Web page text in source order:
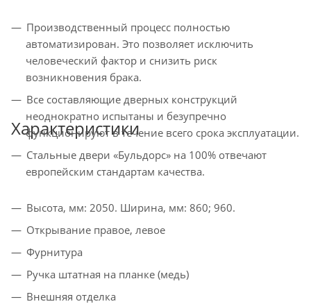
Производственный процесс полностью
автоматизирован. Это позволяет исключить
человеческий фактор и снизить риск
возникновения брака.
Все составляющие дверных конструкций
неоднократно испытаны и безупречно
функционируют в течение всего срока эксплуатации.
Стальные двери «Бульдорс» на 100% отвечают
европейским стандартам качества.
Характеристики
Высота, мм: 2050. Ширина, мм: 860; 960.
Открывание правое, левое
Фурнитура
Ручка штатная на планке (медь)
Внешняя отделка